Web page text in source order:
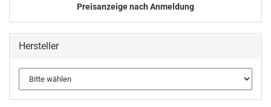
Preisanzeige nach Anmeldung
Hersteller